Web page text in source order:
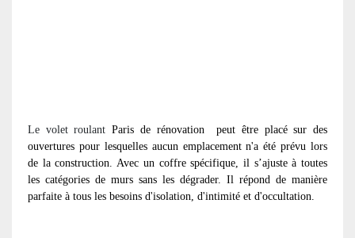
Le volet roulant Paris de rénovation
peut être placé sur des
ouvertures pour lesquelles aucun emplacement n'a été prévu lors
de la construction. Avec un coffre spécifique, il s’ajuste à toutes
les catégories de murs sans les dégrader. Il répond de manière
parfaite à tous les besoins d'isolation, d'intimité et d'occultation.